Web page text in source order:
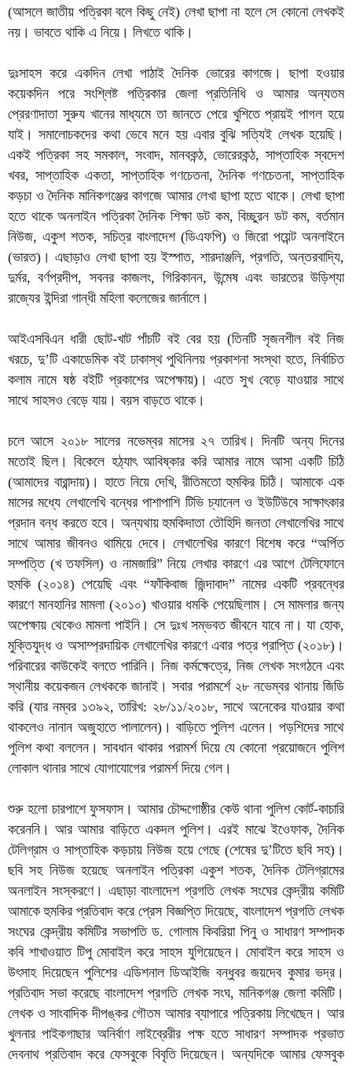
(আসলে জাতীয় পত্রিকা বলে কিছু নেই) লেখা ছাপা না হলে সে কোনো লেখকই
নয়। ভাবতে থাকি এ নিয়ে। লিখতে থাকি।
দুঃসাহস করে একদিন লেখা পাঠাই দৈনিক ভোরের কাগজে। ছাপা হওয়ার
কয়েকদিন পরে সংশ্লিষ্ট পত্রিকার জেলা প্রতিনিধি ও আমার অন্যতম
প্রেরণাদাতা সুরুয খানের মাধ্যমে তা জানতে পেরে খুশিতে প্রায়ই পাগল হয়ে
যাই। সমালোচকদের কথা ভেবে মনে হয় এবার বুঝি সত্যিই লেখক হয়েছি।
একই পত্রিকা সহ সমকাল, সংবাদ, মানবকন্ঠ, ভোরেরকন্ঠ, সাপ্তাহিক স্বদেশ
খবর, সাপ্তাহিক একতা, সাপ্তাহিক গণচেতনা, দৈনিক গণচেতনা, সাপ্তাহিক
কড়চা ও দৈনিক মানিকগঞ্জের কাগজে আমার লেখা ছাপা হতে থাকে। লেখা ছাপা
হতে থাকে অনলাইন পত্রিকা দৈনিক শিক্ষা ডট কম, বিচ্ছুরন ডট কম, বর্তমান
নিউজ, একুশ শতক, সচিত্র বাংলাদেশ (ডিএফপি) ও জিরো পয়েন্ট অনলাইনে
(ভারত)। এছাড়াও লেখা ছাপা হয় ইস্পাত, শারদাঞ্জলি, প্রগতি, অন্তরবাদ্যি,
দুর্মর, বর্ণপ্রদীপ, সবনর কাজলং, গিরিকানন, উন্মেষ এবং ভারতের উড়িশ্যা
রাজ্যের ইন্দিরা গান্ধী মহিলা কলেজের জার্নালে।
আইএসবিএন ধারী ছোট-খাট পাঁচটি বই বের হয় (তিনটি সৃজনশীল বই নিজ
খরচে, দু’টি একাডেমিক বই ঢাকাস্থ পুথিনিলয় প্রকাশনা সংস্থা হতে, নির্বাচিত
কলাম নামে ষষ্ঠ বইটি প্রকাশের অপেক্ষায়)। এতে সুখ বেড়ে যাওয়ার সাথে
সাথে সাহসও বেড়ে যায়। বয়স বাড়তে থাকে।
চলে আসে ২০১৮ সালের নভেম্বর মাসের ২৭ তারিখ। দিনটি অন্য দিনের
মতোই ছিল। বিকেলে হঠ্যাৎ আবিষ্কার করি আমার নামে আসা একটি চিঠি
(আমাদের বারান্দায়)। হাতে নিয়ে দেখি, রীতিমতো হুমকির চিঠি। আমাকে এক
মাসের মধ্যে লেখালেখি বন্ধের পাশাপাশি টিভি চ্যানেল ও ইউটিউবে সাক্ষাৎকার
প্রদান বন্ধ করতে হবে। অন্যথায় হুমকিদাতা তৌহিদি জনতা লেখালেখির সাথে
সাথে আমার জীবনও থামিয়ে দেবে। লেখালেখির কারণে বিশেষ করে “অর্পিত
সম্পত্তি (খ তফসিল) ও নামজারি” নিয়ে লেখার কারণে এর আগে টেলিফোনে
হুমকি (২০১৪) পেয়েছি এবং “ফাঁকিবাজ জিন্দাবাদ” নামের একটি প্রবন্ধের
কারণে মানহানির মামলা (২০১০) খাওয়ার ধমকি পেয়েছিলাম। সে মামলার জন্য
অপেক্ষায় থেকেও মামলা পাইনি। সে দুঃখ সম্ভবত জীবনে যাবে না। যা হোক,
মুক্তিযুদ্ধ ও অসাম্প্রদায়িক লেখালেখির কারণে এবার পত্র প্রাপ্তি (২০১৮)।
পরিবারের কাউকেই বলতে পারিনি। নিজ কর্মক্ষেত্রে, নিজ লেখক সংগঠনে এবং
স্থানীয় কয়েকজন লেখককে জানাই। সবার পরামর্শে ২৮ নভেম্বর থানায় জিডি
করি (যার নম্বর ১৩৯২, তারিখ: ২৮/১১/২০১৮, সাথে অনেকের যাওয়ার কথা
থাকলেও নানান অজুহাতে পালালেন)। বাড়িতে পুলিশ এলেন। পড়শিদের সাথে
পুলিশ কথা বললেন। সাবধান থাকার পরামর্শ দিয়ে যে কোনো প্রয়োজনে পুলিশ
লোকাল থানার সাথে যোগাযোগের পরামর্শ দিয়ে গেল।
শুরু হলো চারপাশে ফুসফাস। আমার চৌদ্দগোষ্ঠীর কেউ থানা পুলিশ কোর্ট-কাচারি
করেননি। আর আমার বাড়িতে একদল পুলিশ। এরই মাঝে ইওেফাক, দৈনিক
টেলিগ্রাম ও সাপ্তাহিক কড়চায় নিউজ হয়ে গেছে (শেষের দু’টিতে ছবি সহ)।
ছবি সহ নিউজ হয়েছে অনলাইন পত্রিকা একুশ শতক, দৈনিক টেলিগ্রামের
অনলাইন সংস্করণে। এছাড়া বাংলাদেশ প্রগতি লেখক সংঘের কেন্দ্রীয় কমিটি
আমাকে হুমকির প্রতিবাদ করে প্রেস বিজ্ঞপ্তি দিয়েছে, বাংলাদেশ প্রগতি লেখক
সংঘের কেন্দ্রীয় কমিটির সভাপতি ড. গোলাম কিবরিয়া পিনু ও সাধারণ সম্পাদক
কবি শাখাওয়াত টিপু মোবাইল করে সাহস যুগিয়েছেন। মোবাইল করে সাহস ও
উৎসাহ দিয়েছেন পুলিশের এডিশনাল ডিআইজি বন্ধুবর জয়দেব কুমার ভদ্র।
প্রতিবাদ সভা করেছে বাংলাদেশ প্রগতি লেখক সংঘ, মানিকগঞ্জ জেলা কমিটি।
লেখক ও সাংবাদিক দীপঙ্কর গৌতম আমার ব্যাপারে পত্রিকায় লিখেছেন। আর
খুলনার পাইকগাছার অনির্বাণ লাইব্রেরীর পক্ষ হতে সাধারণ সম্পাদক প্রভাত
দেবনাথ প্রতিবাদ করে ফেসবুকে বিবৃতি দিয়েছেন। অন্যদিকে আমার ফেসবুক